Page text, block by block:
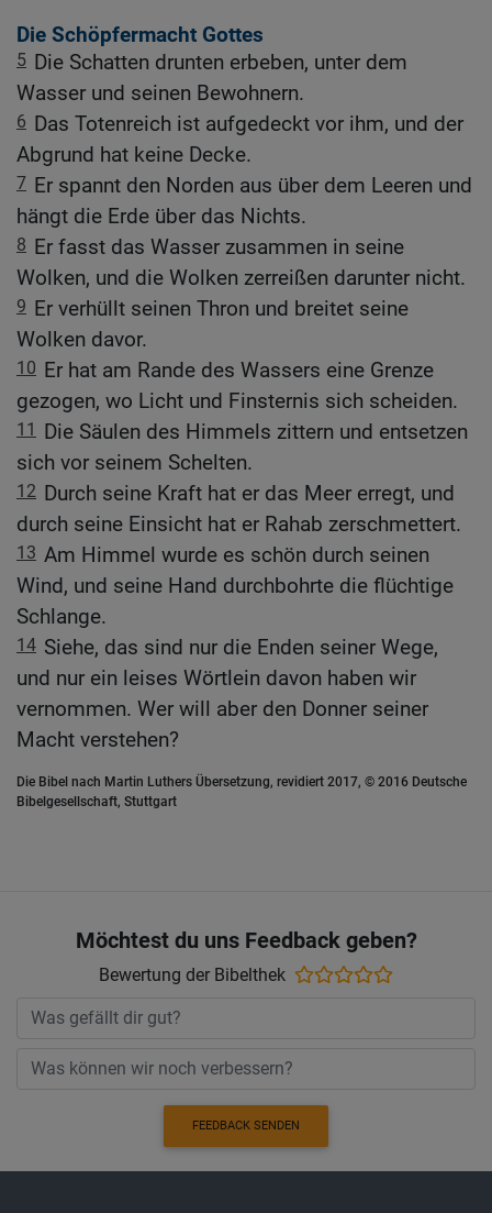
Die Schöpfermacht Gottes
5 Die Schatten drunten erbeben, unter dem
Wasser und seinen Bewohnern.
6 Das Totenreich ist aufgedeckt vor ihm, und der
Abgrund hat keine Decke.
7 Er spannt den Norden aus über dem Leeren und
hängt die Erde über das Nichts.
8 Er fasst das Wasser zusammen in seine
Wolken, und die Wolken zerreißen darunter nicht.
9 Er verhüllt seinen Thron und breitet seine
Wolken davor.
10 Er hat am Rande des Wassers eine Grenze
gezogen, wo Licht und Finsternis sich scheiden.
11
Die Säulen des Himmels zittern und entsetzen
sich vor seinem Schelten.
12 Durch seine Kraft hat er das Meer erregt, und
durch seine Einsicht hat er Rahab zerschmettert.
13 Am Himmel wurde es schön durch seinen
Wind, und seine Hand durchbohrte die flüchtige
Schlange.
14 Siehe, das sind nur die Enden seiner Wege,
und nur ein leises Wörtlein davon haben wir
vernommen. Wer will aber den Donner seiner
Macht verstehen?
Die Bibel nach Martin Luthers Übersetzung, revidiert 2017, © 2016 Deutsche
Bibelgesellschaft, Stuttgart
Möchtest du uns Feedback geben?
Bewertung der Bibelthek
FEEDBACK SENDEN